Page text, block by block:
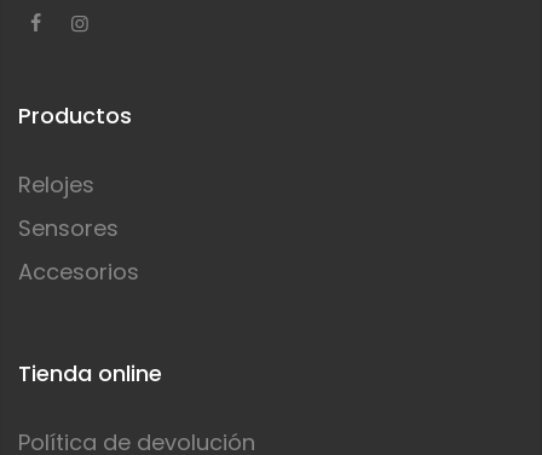
Productos
Relojes
Sensores
Accesorios
Tienda online
Política de devolución